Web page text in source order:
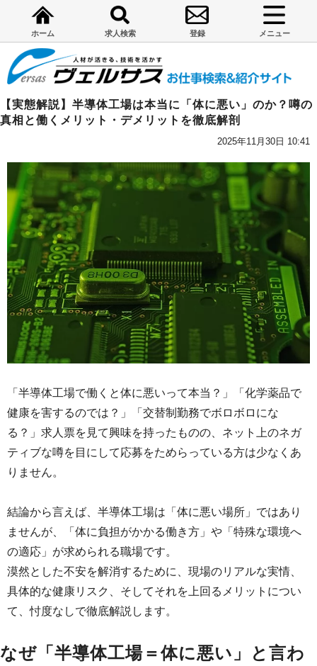
ホーム 求人検索 登録 メニュー
【実態解説】半導体工場は本当に「体に悪い」のか？噂の
真相と働くメリット・デメリットを徹底解剖
2025年11月30日 10:41
「半導体工場で働くと体に悪いって本当？」「化学薬品で
健康を害するのでは？」「交替制勤務でボロボロにな
る？」求人票を見て興味を持ったものの、ネット上のネガ
ティブな噂を目にして応募をためらっている方は少なくあ
りません。
結論から言えば、半導体工場は「体に悪い場所」ではあり
ませんが、「体に負担がかかる働き方」や「特殊な環境へ
の適応」が求められる職場です。
漠然とした不安を解消するために、現場のリアルな実情、
具体的な健康リスク、そしてそれを上回るメリットについ
て、忖度なしで徹底解説します。
なぜ「半導体工場＝体に悪い」と言わ